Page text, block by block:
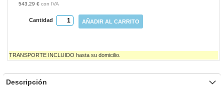
543,29 €
Cantidad AÑADIR AL CARRITO
TRANSPORTE INCLUIDO hasta su domicilio.
Descripción